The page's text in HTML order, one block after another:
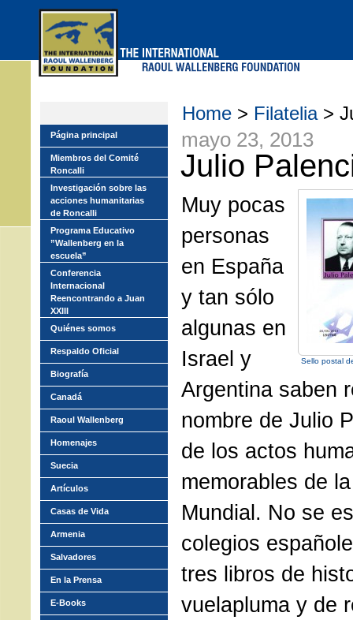
Home > Filatelia >
mayo 23, 2013
Julio
Sello postal
Muy pocas
personas
en España
y tan sólo
algunas en
Israel y
Argentina saben
nombre de Julio
de los actos
memorables de
Mundial. No se
colegios
tres libros de
vuelapluma y de
Página principal
Miembros del Comité
Roncalli
Investigación sobre las
acciones humanitarias
de Roncalli
Programa Educativo
”Wallenberg en la
escuela”
Conferencia
Internacional
Reencontrando a Juan
XXIII
Quiénes somos
Respaldo Oficial
Biografía
Canadá
Raoul Wallenberg
Homenajes
Suecia
Artículos
Casas de Vida
Armenia
Salvadores
En la Prensa
E-Books